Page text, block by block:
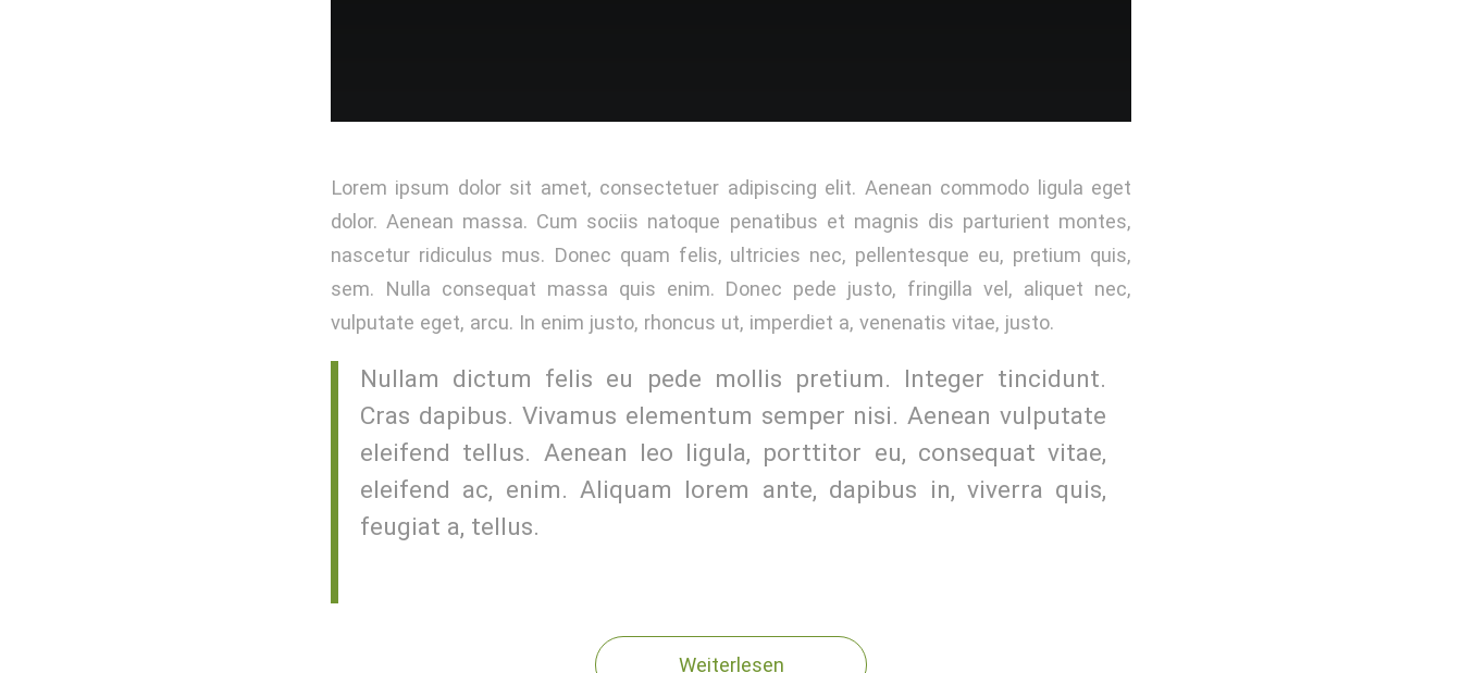
Lorem ipsum dolor sit amet, consectetuer adipiscing elit. Aenean commodo ligula eget
dolor. Aenean massa. Cum sociis natoque penatibus et magnis dis parturient montes,
nascetur ridiculus mus. Donec quam felis, ultricies nec, pellentesque eu, pretium quis,
sem. Nulla consequat massa quis enim. Donec pede justo, fringilla vel, aliquet nec,
vulputate eget, arcu. In enim justo, rhoncus ut, imperdiet a, venenatis vitae, justo.
Nullam dictum felis eu pede mollis pretium. Integer tincidunt.
Cras dapibus. Vivamus elementum semper nisi. Aenean vulputate
eleifend tellus. Aenean leo ligula, porttitor eu, consequat vitae,
eleifend ac, enim. Aliquam lorem ante, dapibus in, viverra quis,
feugiat a, tellus.
Weiterlesen